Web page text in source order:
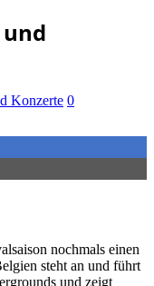
und
Konzerte 0
nochmals einen
steht an und führt
und zeigt